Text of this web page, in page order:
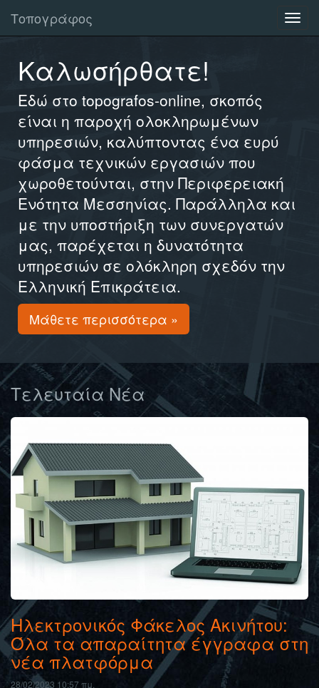
Τοπογράφος
Καλωσήρθατε!
Εδώ στο topografos-online, σκοπός
είναι η παροχή ολοκληρωμένων
υπηρεσιών, καλύπτοντας ένα ευρύ
φάσμα τεχνικών εργασιών που
χωροθετούνται, στην Περιφερειακή
Ενότητα Μεσσηνίας. Παράλληλα και
με την υποστήριξη των συνεργατών
μας, παρέχεται η δυνατότητα
υπηρεσιών σε ολόκληρη σχεδόν την
Ελληνική Επικράτεια.
Μάθετε περισσότερα »
Τελευταία Νέα
Ηλεκτρονικός Φάκελος Ακινήτου:
Όλα τα απαραίτητα έγγραφα στη
νέα πλατφόρμα
28/02/2023 10:57 πμ.